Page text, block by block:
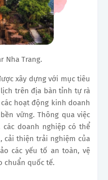
Nha Trang.
xây dựng với mục tiêu
trên địa bàn tỉnh tự rà
hoạt động kinh doanh
vững. Thông qua việc
doanh nghiệp có thể
cải thiện trải nghiệm của
các yếu tố an toàn, vệ
chuẩn quốc tế.